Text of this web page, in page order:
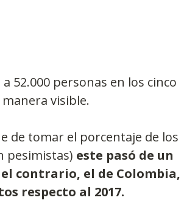
52.000 personas en los cinco
visible.
de tomar el porcentaje de los
pesimistas) este pasó de un
contrario, el de Colombia,
respecto al 2017.